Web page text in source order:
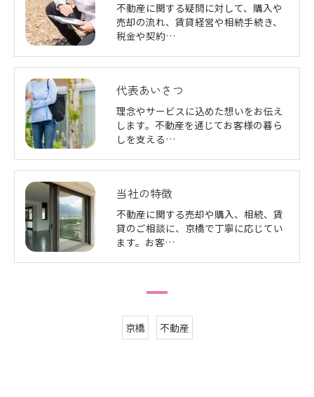
不動産に関する疑問に対して、購入や
売却の流れ、賃貸経営や相続手続き、
税金や契約…
代表あいさつ
理念やサービスに込めた想いをお伝え
します。不動産を通じてお客様の暮ら
しを支える…
当社の特徴
不動産に関する売却や購入、相続、賃
貸のご相談に、京橋で丁寧に応じてい
ます。お客…
京橋 不動産